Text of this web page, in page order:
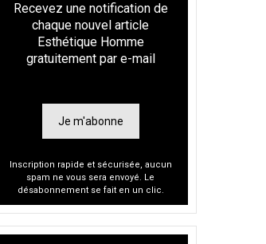
Recevez une notification de
chaque nouvel article
Esthétique Homme
gratuitement par e-mail
Je m'abonne
Inscription rapide et sécurisée, aucun
spam ne vous sera envoyé. Le
désabonnement se fait en un clic.